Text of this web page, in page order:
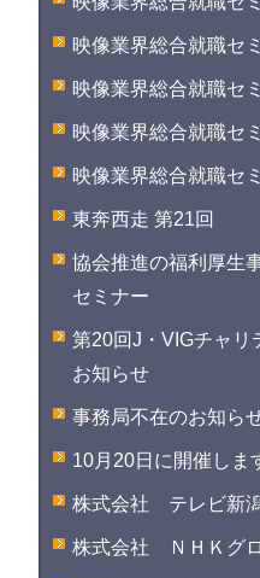
映像業界総合就職セ
映像業界総合就職セ
映像業界総合就職セ
映像業界総合就職セ
東奔西走 第21回
協会推進の福利厚生
セミナー
第20回J・VIGチャ
お知らせ
事務局不在のお知ら
10月20日に開催しま
株式会社 テレビ新
株式会社 ＮＨＫグ